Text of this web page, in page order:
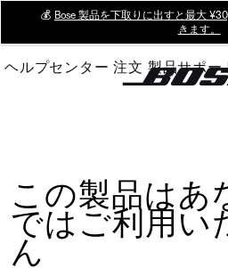
Main
💰 Bose 製品を下取りに出すと最大
きます。
ヘルプセンター 注文 製品サポー
この製品はあ
ではご利用い
ん